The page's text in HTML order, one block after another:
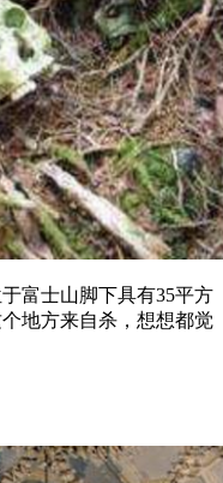
富士山脚下具有35平方
地方来自杀，想想都觉